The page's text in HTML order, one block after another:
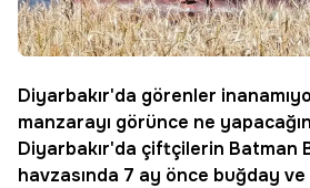
Diyarbakır'da görenler
manzarayı görünce ne
Diyarbakır'da çiftçilerin Batman
havzasında 7 ay önce buğday